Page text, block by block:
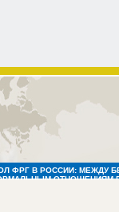
ФРГ В РОССИИ: МЕЖДУ
ОТНОШЕНИЯМ